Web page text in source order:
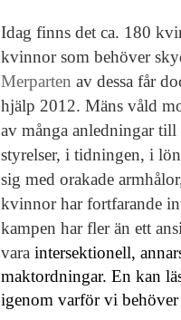
Idag finns det ca. 180
kvinnor som behöver
Merparten av dessa får
hjälp 2012. Mäns våld
av många anledningar
styrelser, i tidningen, i
sig med orakade
kvinnor har fortfarande
kampen har fler än ett
vara intersektionell,
maktordningar. En kan
igenom varför vi